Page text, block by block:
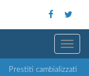
Prestiti cambializzati